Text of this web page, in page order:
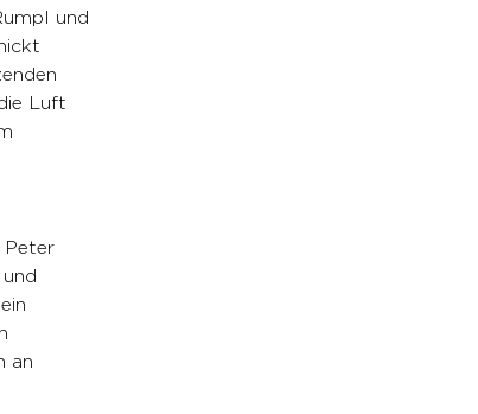
und
Luft
Peter
an